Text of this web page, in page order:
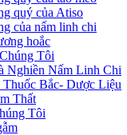
quý của Atiso
của nấm linh chi
hoắc
Tôi
Nghiền Nấm Linh Chi
Bắc- Dược Liệu
Thất
Tôi